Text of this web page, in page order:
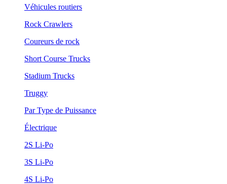
Véhicules routiers
Rock Crawlers
Coureurs de rock
Short Course Trucks
Stadium Trucks
Truggy
Par Type de Puissance
Électrique
2S Li-Po
3S Li-Po
4S Li-Po